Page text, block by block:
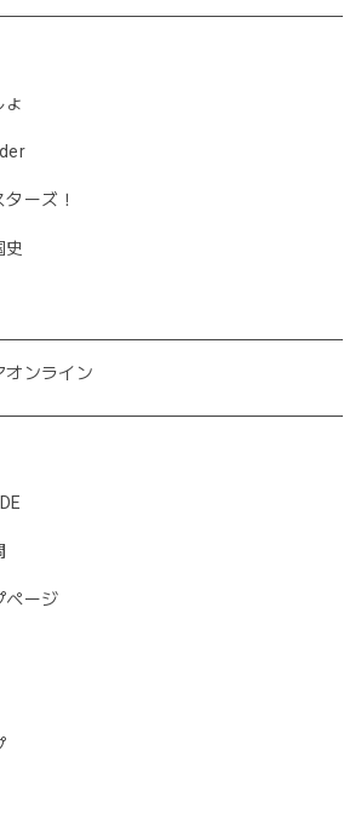
ょ
ーズ！
史
オンライン
ページ